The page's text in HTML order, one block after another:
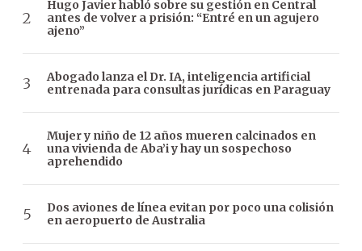
Hugo Javier habló sobre su gestión en Central
antes de volver a prisión: “Entré en un agujero
ajeno”
Abogado lanza el Dr. IA, inteligencia artificial
entrenada para consultas jurídicas en Paraguay
Mujer y niño de 12 años mueren calcinados en
una vivienda de Aba’i y hay un sospechoso
aprehendido
Dos aviones de línea evitan por poco una colisión
en aeropuerto de Australia